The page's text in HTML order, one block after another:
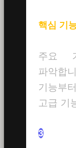
핵심 기
주요
파악
기능부
고급 기
3